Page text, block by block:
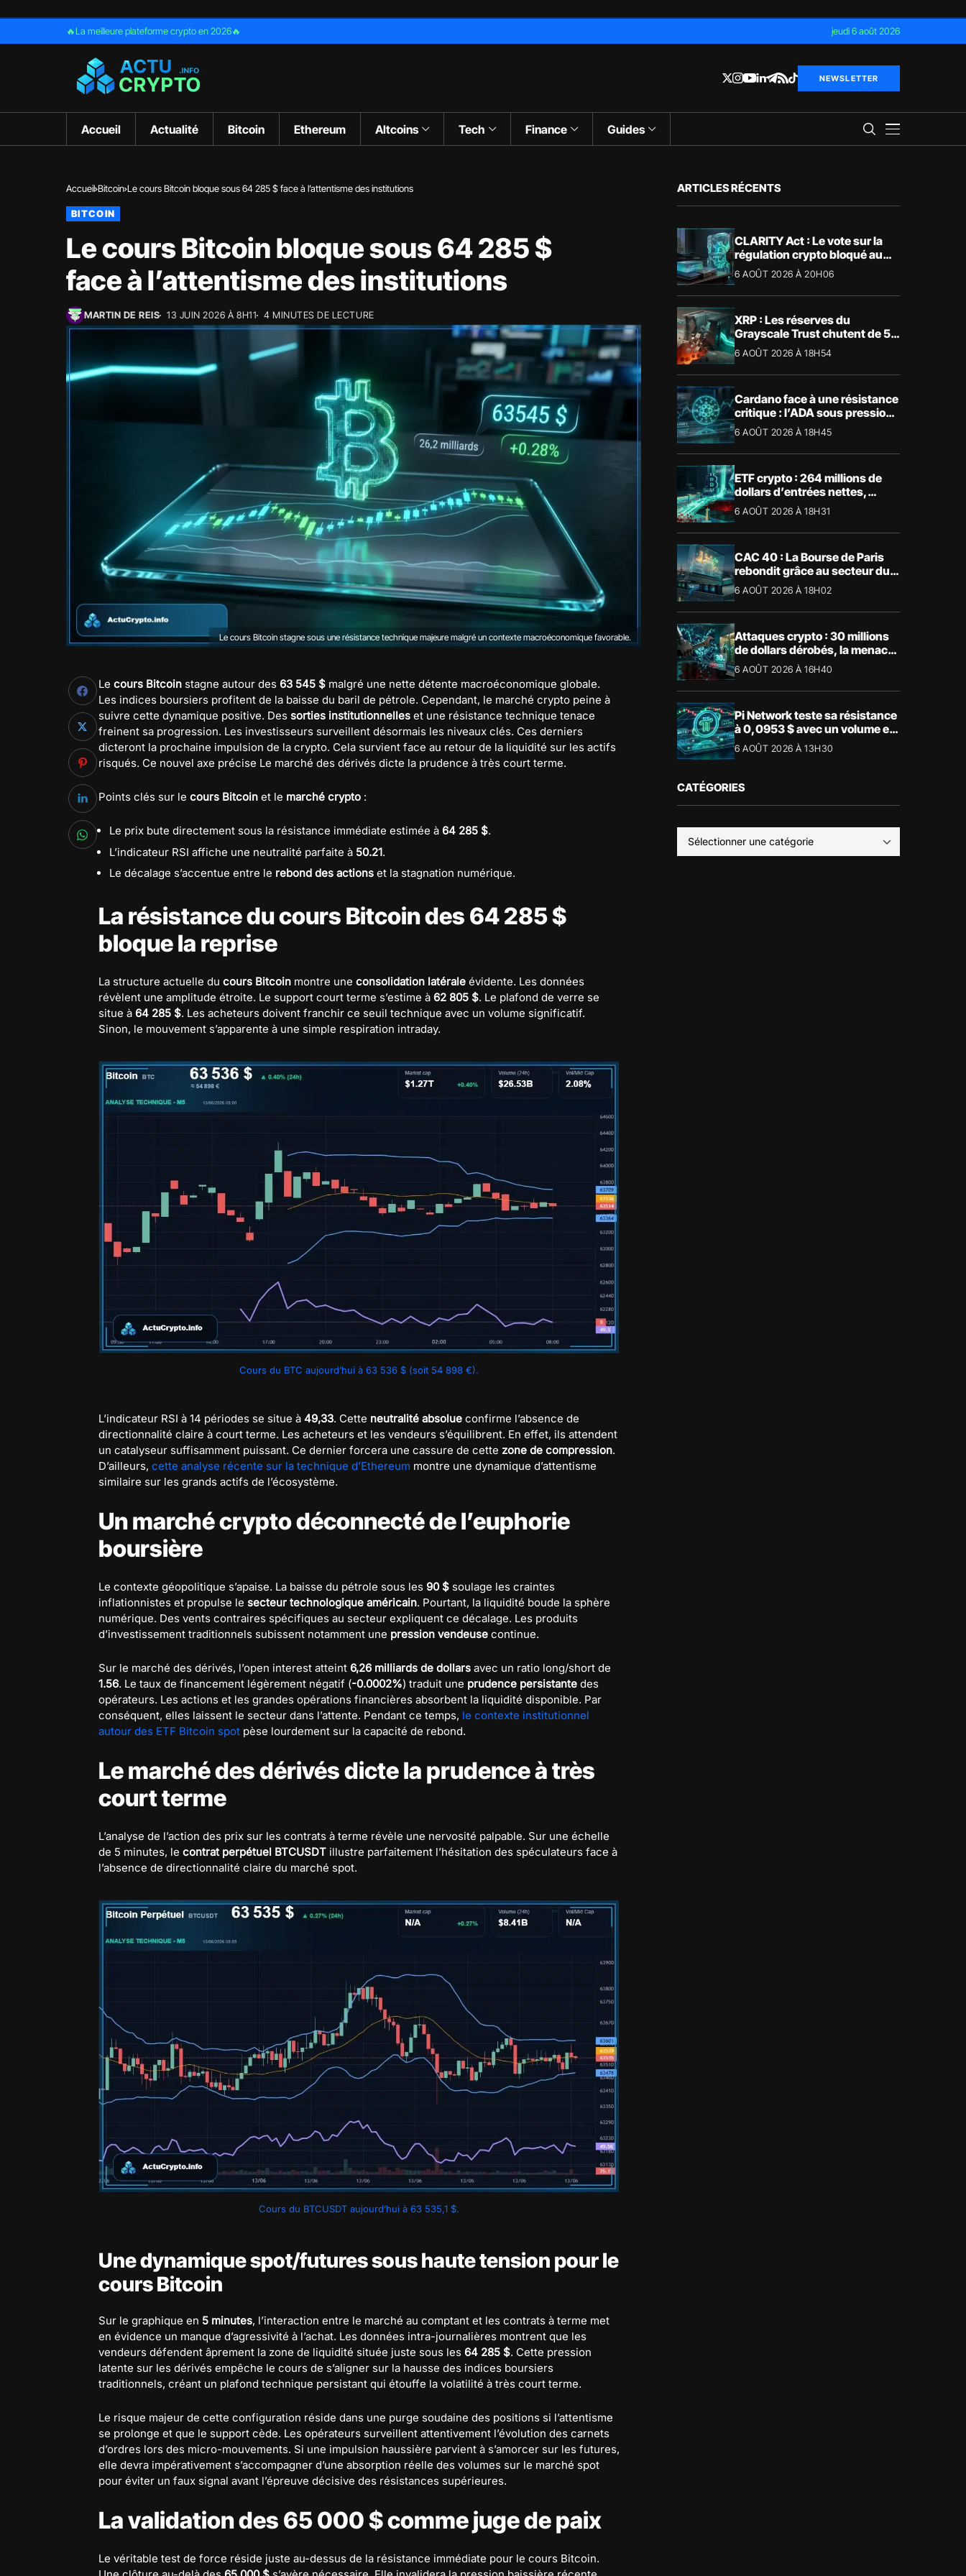
🔥La meilleure plateforme crypto en 2026🔥 jeudi 6 août 2026
NEWSLETTER
Accueil Actualité Bitcoin Ethereum Altcoins Tech Finance Guides
Accueil Bitcoin Le cours Bitcoin bloque sous 64 285 $ face à l’attentisme des institutions
BITCOIN
Le cours Bitcoin bloque sous 64 285 $
face à l’attentisme des institutions
MARTIN DE REIS 13 JUIN 2026 À 8H11 4 MINUTES DE LECTURE
Le cours Bitcoin stagne sous une résistance technique majeure malgré un contexte macroéconomique favorable.
Le cours Bitcoin stagne autour des 63 545 $ malgré une nette détente macroéconomique globale.
Les indices boursiers profitent de la baisse du baril de pétrole. Cependant, le marché crypto peine à
suivre cette dynamique positive. Des sorties institutionnelles et une résistance technique tenace
freinent sa progression. Les investisseurs surveillent désormais les niveaux clés. Ces derniers
dicteront la prochaine impulsion de la crypto. Cela survient face au retour de la liquidité sur les actifs
risqués. Ce nouvel axe précise Le marché des dérivés dicte la prudence à très court terme.
Points clés sur le cours Bitcoin et le marché crypto :
Le prix bute directement sous la résistance immédiate estimée à 64 285 $.
L’indicateur RSI affiche une neutralité parfaite à 50.21.
Le décalage s’accentue entre le rebond des actions et la stagnation numérique.
La résistance du cours Bitcoin des 64 285 $
bloque la reprise
La structure actuelle du cours Bitcoin montre une consolidation latérale évidente. Les données
révèlent une amplitude étroite. Le support court terme s’estime à 62 805 $. Le plafond de verre se
situe à 64 285 $. Les acheteurs doivent franchir ce seuil technique avec un volume significatif.
Sinon, le mouvement s’apparente à une simple respiration intraday.
Cours du BTC aujourd’hui à 63 536 $ (soit 54 898 €).
L’indicateur RSI à 14 périodes se situe à 49,33. Cette neutralité absolue confirme l’absence de
directionnalité claire à court terme. Les acheteurs et les vendeurs s’équilibrent. En effet, ils attendent
un catalyseur suffisamment puissant. Ce dernier forcera une cassure de cette zone de compression.
D’ailleurs, cette analyse récente sur la technique d’Ethereum montre une dynamique d’attentisme
similaire sur les grands actifs de l’écosystème.
Un marché crypto déconnecté de l’euphorie
boursière
Le contexte géopolitique s’apaise. La baisse du pétrole sous les 90 $ soulage les craintes
inflationnistes et propulse le secteur technologique américain. Pourtant, la liquidité boude la sphère
numérique. Des vents contraires spécifiques au secteur expliquent ce décalage. Les produits
d’investissement traditionnels subissent notamment une pression vendeuse continue.
Sur le marché des dérivés, l’open interest atteint 6,26 milliards de dollars avec un ratio long/short de
1.56. Le taux de financement légèrement négatif (-0.0002%) traduit une prudence persistante des
opérateurs. Les actions et les grandes opérations financières absorbent la liquidité disponible. Par
conséquent, elles laissent le secteur dans l’attente. Pendant ce temps, le contexte institutionnel
autour des ETF Bitcoin spot pèse lourdement sur la capacité de rebond.
Le marché des dérivés dicte la prudence à très
court terme
L’analyse de l’action des prix sur les contrats à terme révèle une nervosité palpable. Sur une échelle
de 5 minutes, le contrat perpétuel BTCUSDT illustre parfaitement l’hésitation des spéculateurs face à
l’absence de directionnalité claire du marché spot.
Cours du BTCUSDT aujourd’hui à 63 535,1 $.
Une dynamique spot/futures sous haute tension pour le
cours Bitcoin
Sur le graphique en 5 minutes, l’interaction entre le marché au comptant et les contrats à terme met
en évidence un manque d’agressivité à l’achat. Les données intra-journalières montrent que les
vendeurs défendent âprement la zone de liquidité située juste sous les 64 285 $. Cette pression
latente sur les dérivés empêche le cours de s’aligner sur la hausse des indices boursiers
traditionnels, créant un plafond technique persistant qui étouffe la volatilité à très court terme.
Le risque majeur de cette configuration réside dans une purge soudaine des positions si l’attentisme
se prolonge et que le support cède. Les opérateurs surveillent attentivement l’évolution des carnets
d’ordres lors des micro-mouvements. Si une impulsion haussière parvient à s’amorcer sur les futures,
elle devra impérativement s’accompagner d’une absorption réelle des volumes sur le marché spot
pour éviter un faux signal avant l’épreuve décisive des résistances supérieures.
La validation des 65 000 $ comme juge de paix
Le véritable test de force réside juste au-dessus de la résistance immédiate pour le cours Bitcoin.
ARTICLES RÉCENTS
CLARITY Act : Le vote sur la
régulation crypto bloqué au
Sénat américain
6 AOÛT 2026 À 20H06
XRP : Les réserves du
Grayscale Trust chutent de 55
% suite aux rachats
6 AOÛT 2026 À 18H54
Cardano face à une résistance
critique : l’ADA sous pression
technique
6 AOÛT 2026 À 18H45
ETF crypto : 264 millions de
dollars d’entrées nettes,
Bitcoin et Ethereum dominent
6 AOÛT 2026 À 18H31
CAC 40 : La Bourse de Paris
rebondit grâce au secteur du
luxe
6 AOÛT 2026 À 18H02
Attaques crypto : 30 millions
de dollars dérobés, la menace
devient physique
6 AOÛT 2026 À 16H40
Pi Network teste sa résistance
à 0,0953 $ avec un volume en
forte hausse
6 AOÛT 2026 À 13H30
CATÉGORIES